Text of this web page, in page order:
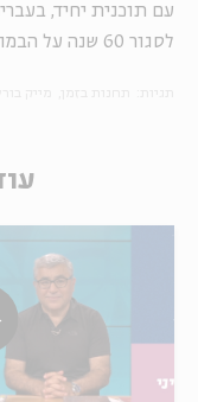
עם תוכנית יחיד,
לסגור 60 שנה על הבמות, במופע כה אישי ומיוחד.